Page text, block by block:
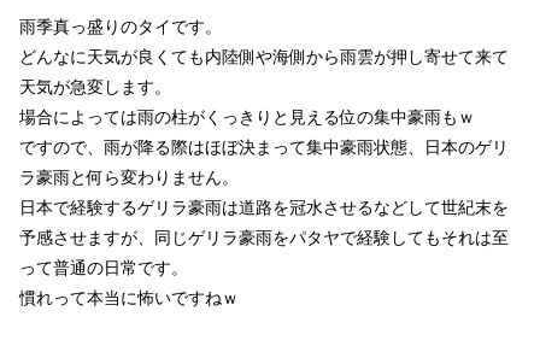
雨季真っ盛りのタイです。
どんなに天気が良くても内陸側や海側から雨雲が押し寄せて来て
天気が急変します。
場合によっては雨の柱がくっきりと見える位の集中豪雨もｗ
ですので、雨が降る際はほぼ決まって集中豪雨状態、日本のゲリ
ラ豪雨と何ら変わりません。
日本で経験するゲリラ豪雨は道路を冠水させるなどして世紀末を
予感させますが、同じゲリラ豪雨をパタヤで経験してもそれは至
って普通の日常です。
慣れって本当に怖いですねｗ